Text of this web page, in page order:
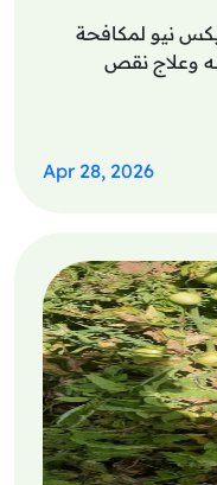
نيو لمكافحة
وعلاج نقص
Apr 28, 2026